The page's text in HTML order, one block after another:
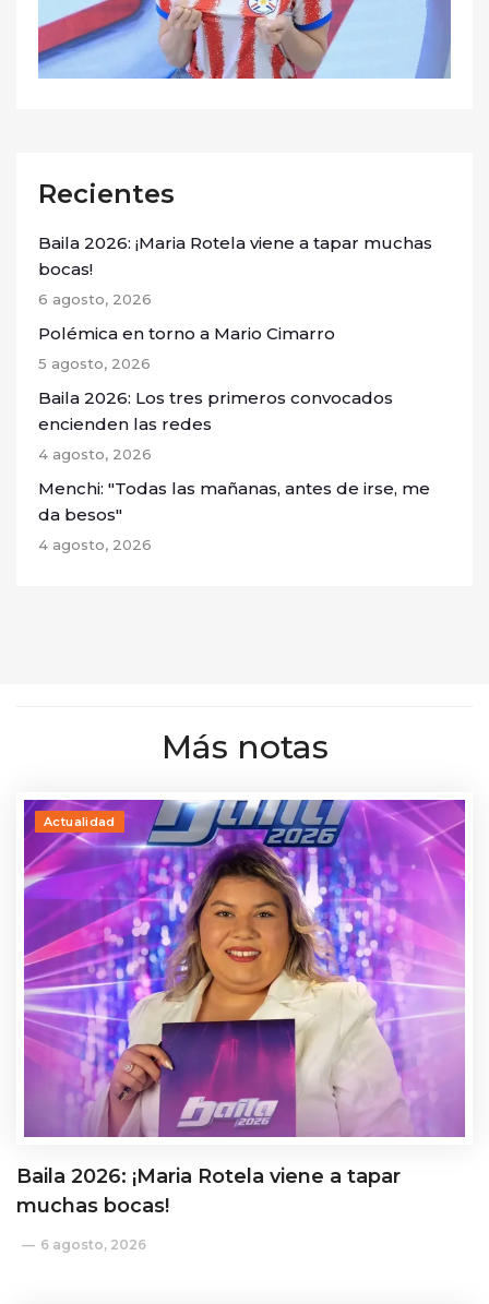
Recientes
Baila 2026: ¡Maria Rotela viene a tapar muchas
bocas!
6 agosto, 2026
Polémica en torno a Mario Cimarro
5 agosto, 2026
Baila 2026: Los tres primeros convocados
encienden las redes
4 agosto, 2026
Menchi: "Todas las mañanas, antes de irse, me
da besos"
4 agosto, 2026
Más notas
Actualidad
Baila 2026: ¡Maria Rotela viene a tapar
muchas bocas!
6 agosto, 2026